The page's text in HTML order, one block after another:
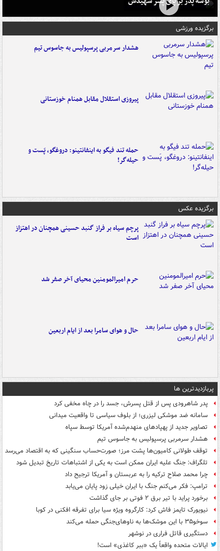
برگزیده ورزشی
هشدار سرمربی پرسپولیس به جاسوس تیم
پیروزی استقلال مقابل همنام خوزستانی
حمله تند فیگو به اینفانتینو: دروغگو، پَست‌ و
حیله‌گر!
برگزیده عکس
پرچم سیاه بر فراز گنبد حسینی همچنان در اهتزاز
است
حرم امیرالمومنین محیای آخر صفر شد
حال و هوای سامرا بعد از ایام اربعین
پربازدیدترین ها
پدر شاهرودی پس از قتل پسرش، جسد را در چاه مخفی کرد
سامانه ضد موشکی لیزری؛ از بلوف سیاسی تا واقعیت میدانی
تصاویر جدید از پهپادهای منهدم‌شده آمریکا توسط سپاه
هشدار سرمربی پرسپولیس به جاسوس تیم
توقف طولانی کامیون‌ها پشت مرز؛ صورت‌حساب سنگینی که به اقتصاد می‌رسد
تلگراف: جنگ علیه ایران ممکن است به یکی از اشتباهات تاریخ تبدیل شود
چرا محمد صلاح ترکیه را به عربستان و آمریکا ترجیح داد
ترامپ: فکر می‌کنم جنگ با ایران خیلی زود پایان می‌یابد
برخورد پراید با تیر برق ۲ فوتی بر جای گذاشت
نیویورک تایمز فاش کرد: کارگروه ویژه سیا برای تفرقه افکنی در کوبا
سوخو۳۵ با این موشک‌ها به ناوهای‌جنگی حمله می‌کند
دستگیری قاتل فراری در نوشهر
ایالات متحده واقعاً یک «ببر کاغذی» است!